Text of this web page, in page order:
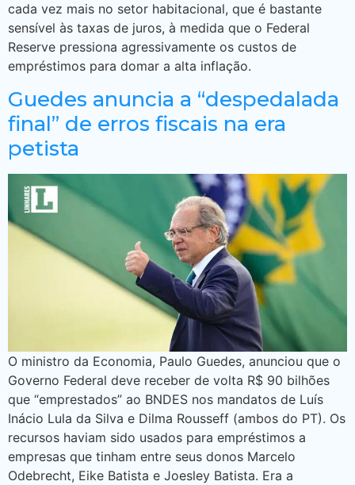
cada vez mais no setor habitacional, que é bastante
sensível às taxas de juros, à medida que o Federal
Reserve pressiona agressivamente os custos de
empréstimos para domar a alta inflação.
Guedes anuncia a “despedalada
final” de erros fiscais na era
petista
O ministro da Economia, Paulo Guedes, anunciou que o
Governo Federal deve receber de volta R$ 90 bilhões
que “emprestados” ao BNDES nos mandatos de Luís
Inácio Lula da Silva e Dilma Rousseff (ambos do PT). Os
recursos haviam sido usados para empréstimos a
empresas que tinham entre seus donos Marcelo
Odebrecht, Eike Batista e Joesley Batista. Era a